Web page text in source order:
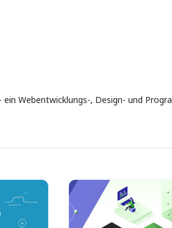
ein Webentwicklungs-, Design- und